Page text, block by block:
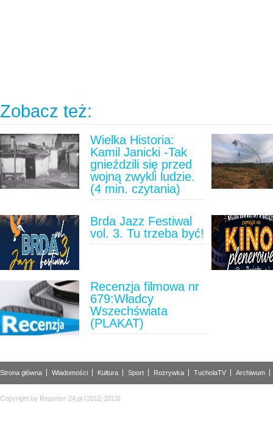
Zobacz też:
Wielka Historia:
Kamil Janicki -Tak
gnieździli się przed
wojną zwykli ludzie.
(4 min. czytania)
Brda Jazz Festiwal
vol. 3. Tu trzeba być!
Recenzja filmowa nr
679:Władcy
Wszechświata
(PLAKAT)
Strona główna Wiadomości Kultura Sport Rozrywka TucholaTV Archiwum
Copyright by Reporter-24.pl (2012-2013)